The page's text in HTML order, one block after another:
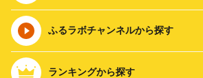
ふるラボチャンネルから探す
ランキングから探す